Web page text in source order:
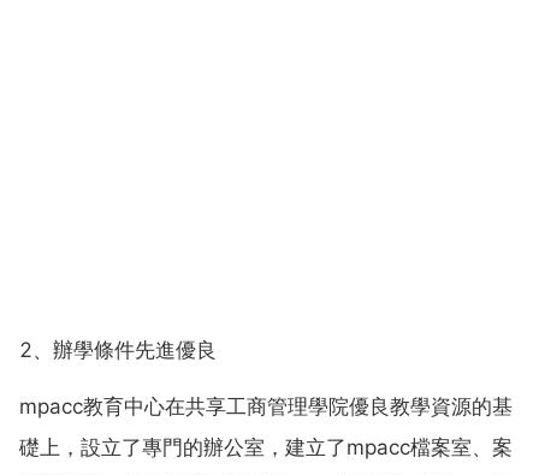
2、辦學條件先進優良
mpacc教育中心在共享工商管理學院優良教學資源的基
礎上，設立了專門的辦公室，建立了mpacc檔案室、案